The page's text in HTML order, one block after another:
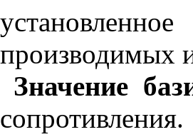
производимых
Значение